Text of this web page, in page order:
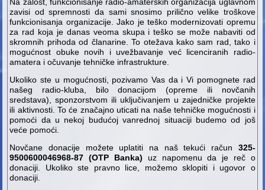
Na žalost, funkcionisanje radio-amaterskih organizacija uglavnom
zavisi od spremnosti da sami snosimo prilično velike troškove
funkcionisanja organizacije. Jako je teško modernizovati opremu
za rad koja je danas veoma skupa i teško se može nabaviti od
skromnih prihoda od članarine. To otežava kako sam rad, tako i
mogućnost obuke novih i uvežbavanje već licenciranih radio-
amatera i očuvanje tehničke infrastrukture.
Ukoliko ste u mogućnosti, pozivamo Vas da i Vi pomognete rad
našeg radio-kluba, bilo donacijom (opreme ili novčanih
sredstava), sponzorstvom ili uključivanjem u zajedničke projekte
ili aktivnosti. To će značajno uticati na naše tehničke mogućnosti i
pomoći da u nekoj budućoj vanrednoj situaciji budemo od još
veće pomoći.
Novčane donacije možete uplatiti na naš tekući račun 325-
9500600046968-87 (OTP Banka) uz napomenu da je reč o
donaciji. Ukoliko ste pravno lice, možemo sklopiti i ugovor o
donaciji.